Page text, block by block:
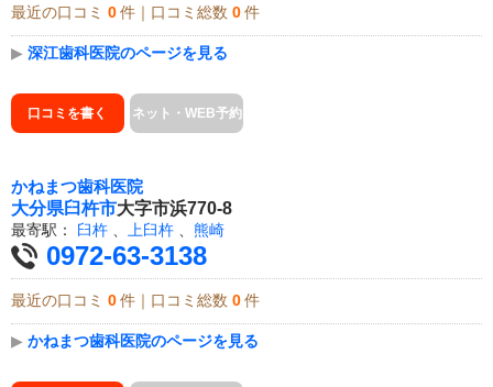
最近の口コミ 0 件｜口コミ総数 0 件
▶ 深江歯科医院のページを見る
口コミを書く ネット・WEB予約
かねまつ歯科医院
大分県臼杵市大字市浜770-8
最寄駅： 臼杵 上臼杵 熊崎
0972-63-3138
最近の口コミ 0 件｜口コミ総数 0 件
▶ かねまつ歯科医院のページを見る